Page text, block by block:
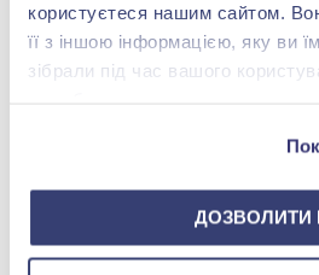
користуєтеся нашим сайтом.
її з іншою інформацією, яку ви
зібрали під час вашого
ДОЗВОЛИТИ